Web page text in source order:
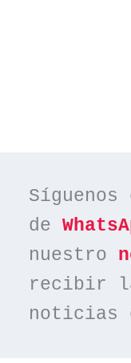
de
nuestro
recibir
noticias